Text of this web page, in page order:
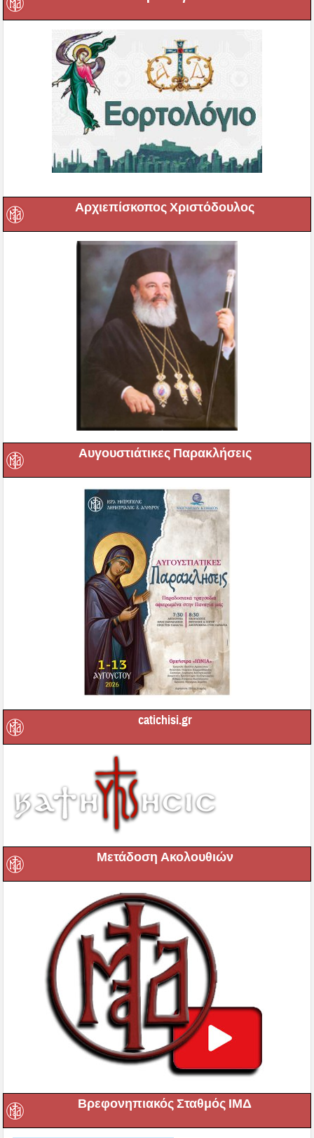
Αρχιεπίσκοπος Χριστόδουλος
Αυγουστιάτικες Παρακλήσεις
catichisi.gr
Μετάδοση Ακολουθιών
Βρεφονηπιακός Σταθμός ΙΜΔ